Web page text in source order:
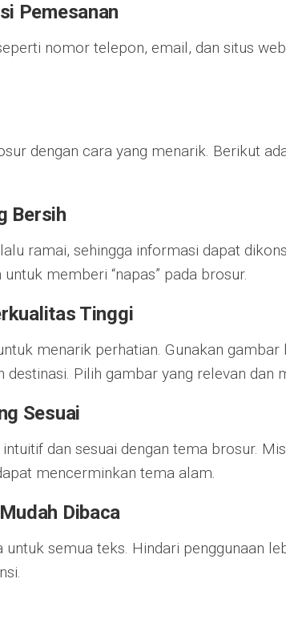
Pemesanan
nomor telepon, email, dan situs
dengan cara yang menarik. Berikut
Bersih
ramai, sehingga informasi dapat
memberi “napas” pada brosur.
Tinggi
menarik perhatian. Gunakan gambar
Pilih gambar yang relevan dan
Sesuai
dan sesuai dengan tema brosur.
mencerminkan tema alam.
Dibaca
semua teks. Hindari penggunaan